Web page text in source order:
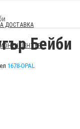
ДОСТАВКА
ЦЕНТЪР
Бейби
1678-OPAL